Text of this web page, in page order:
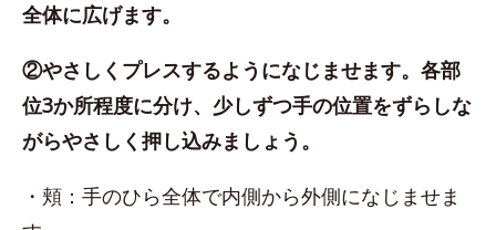
全体に広げます。
②やさしくプレスするようになじませます。各部
位3か所程度に分け、少しずつ手の位置をずらしな
がらやさしく押し込みましょう。
・頬：手のひら全体で内側から外側になじませま